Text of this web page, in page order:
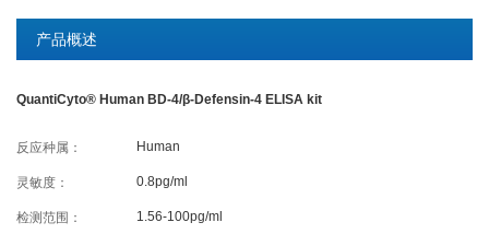
Luminex®多因子检测服务
文献引用
产品概述
QuantiCyto® Human BD-4/β-Defensin-4 ELISA kit
反应种属： Human
灵敏度： 0.8pg/ml
检测范围： 1.56-100pg/ml